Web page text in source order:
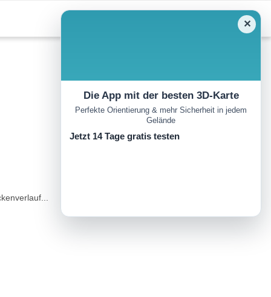
✕
Die App mit der besten 3D-Karte
Perfekte Orientierung & mehr Sicherheit in jedem
Gelände
Jetzt 14 Tage gratis testen